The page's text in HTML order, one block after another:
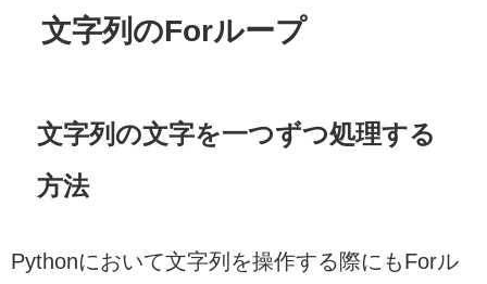
文字列のForループ
文字列の文字を一つずつ処理する
方法
Pythonにおいて文字列を操作する際にもForル